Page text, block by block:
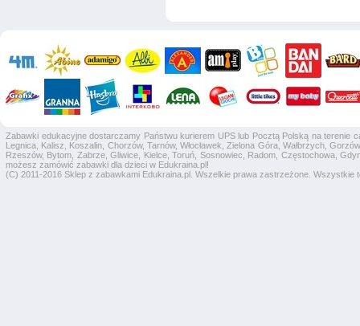
Zabawki edukacyjne dostarczamy Państwu kurierem UPS lub Pocztą Polską na terenie
Legnica, Kalisz, Koszalin, Chorzów, Tarnów, Włocławek, Zielona Góra, Wałbrzych,
Rzeszów, Bytom, Zabrze, Gliwice, Kielce, Toruń, Sosnowiec, Radom, Częstochowa,
możesz zamówić zabawki dla dzieci w Edukraina.pl!
(C) 2011-2016 Sklep z zabawkami Edukraina.pl. Wszelkie prawa zastrzeżone.